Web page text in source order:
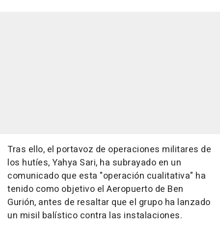
Tras ello, el portavoz de operaciones militares de
los hutíes, Yahya Sari, ha subrayado en un
comunicado que esta "operación cualitativa" ha
tenido como objetivo el Aeropuerto de Ben
Gurión, antes de resaltar que el grupo ha lanzado
un misil balístico contra las instalaciones.